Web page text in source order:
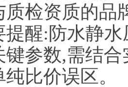
检资质的品
提醒:防水静
键参数,需结
比价误区。